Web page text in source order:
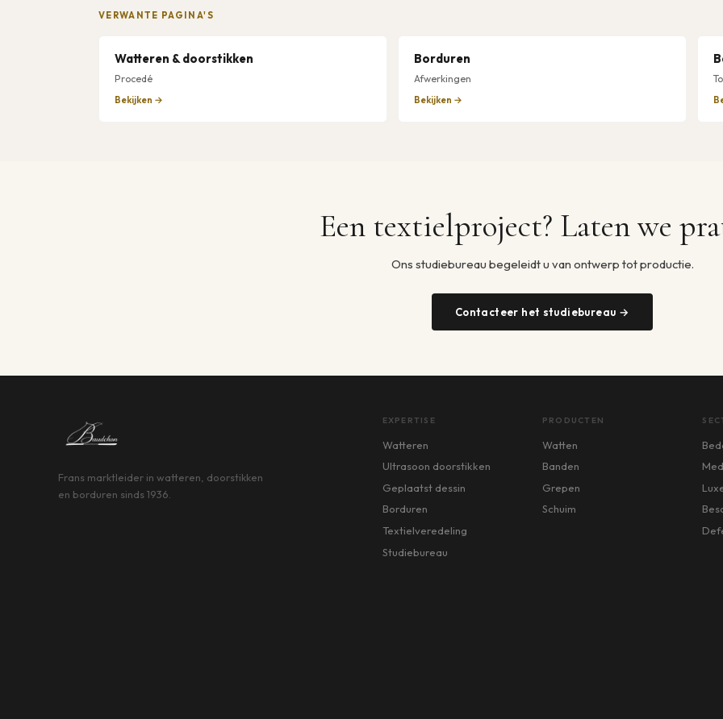
VERWANTE PAGINA'S
Watteren & doorstikken
Procedé
Bekijken →
Borduren
Afwerkingen
Bekijken →
Een textielproject? Laten we
Ons studiebureau begeleidt u van ontwerp tot productie.
Contacteer het studiebureau →
Frans marktleider in watteren, doorstikken
en borduren sinds 1936.
EXPERTISE
Watteren
Ultrasoon doorstikken
Geplaatst dessin
Borduren
Textielveredeling
Studiebureau
PRODUCTEN
Watten
Banden
Grepen
Schuim